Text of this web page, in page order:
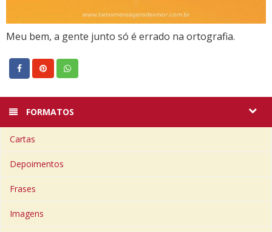
Meu bem, a gente junto só é errado na ortografia.
FORMATOS
Cartas
Depoimentos
Frases
Imagens